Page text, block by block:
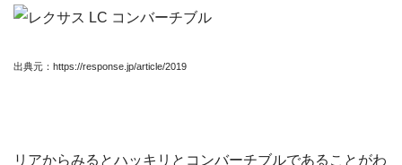
出典元：https://response.jp/article/2019
リアからみるとハッキリとコンバーチブルであることがわ